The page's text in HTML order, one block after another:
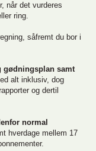
når det vurderes
ring.
såfremt du bor i
gødningsplan samt
alt inklusiv, dog
og dertil
normal
hverdage mellem 17